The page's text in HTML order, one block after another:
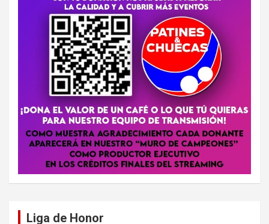
Liga de Honor